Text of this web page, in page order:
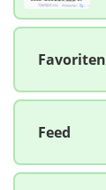
Favoriten
Feed